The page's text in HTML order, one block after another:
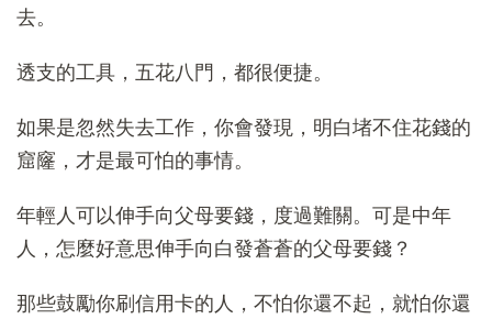
去。
透支的工具，五花八門，都很便捷。
如果是忽然失去工作，你會發現，明白堵不住花錢的
窟窿，才是最可怕的事情。
年輕人可以伸手向父母要錢，度過難關。可是中年
人，怎麼好意思伸手向白發蒼蒼的父母要錢？
那些鼓勵你刷信用卡的人，不怕你還不起，就怕你還